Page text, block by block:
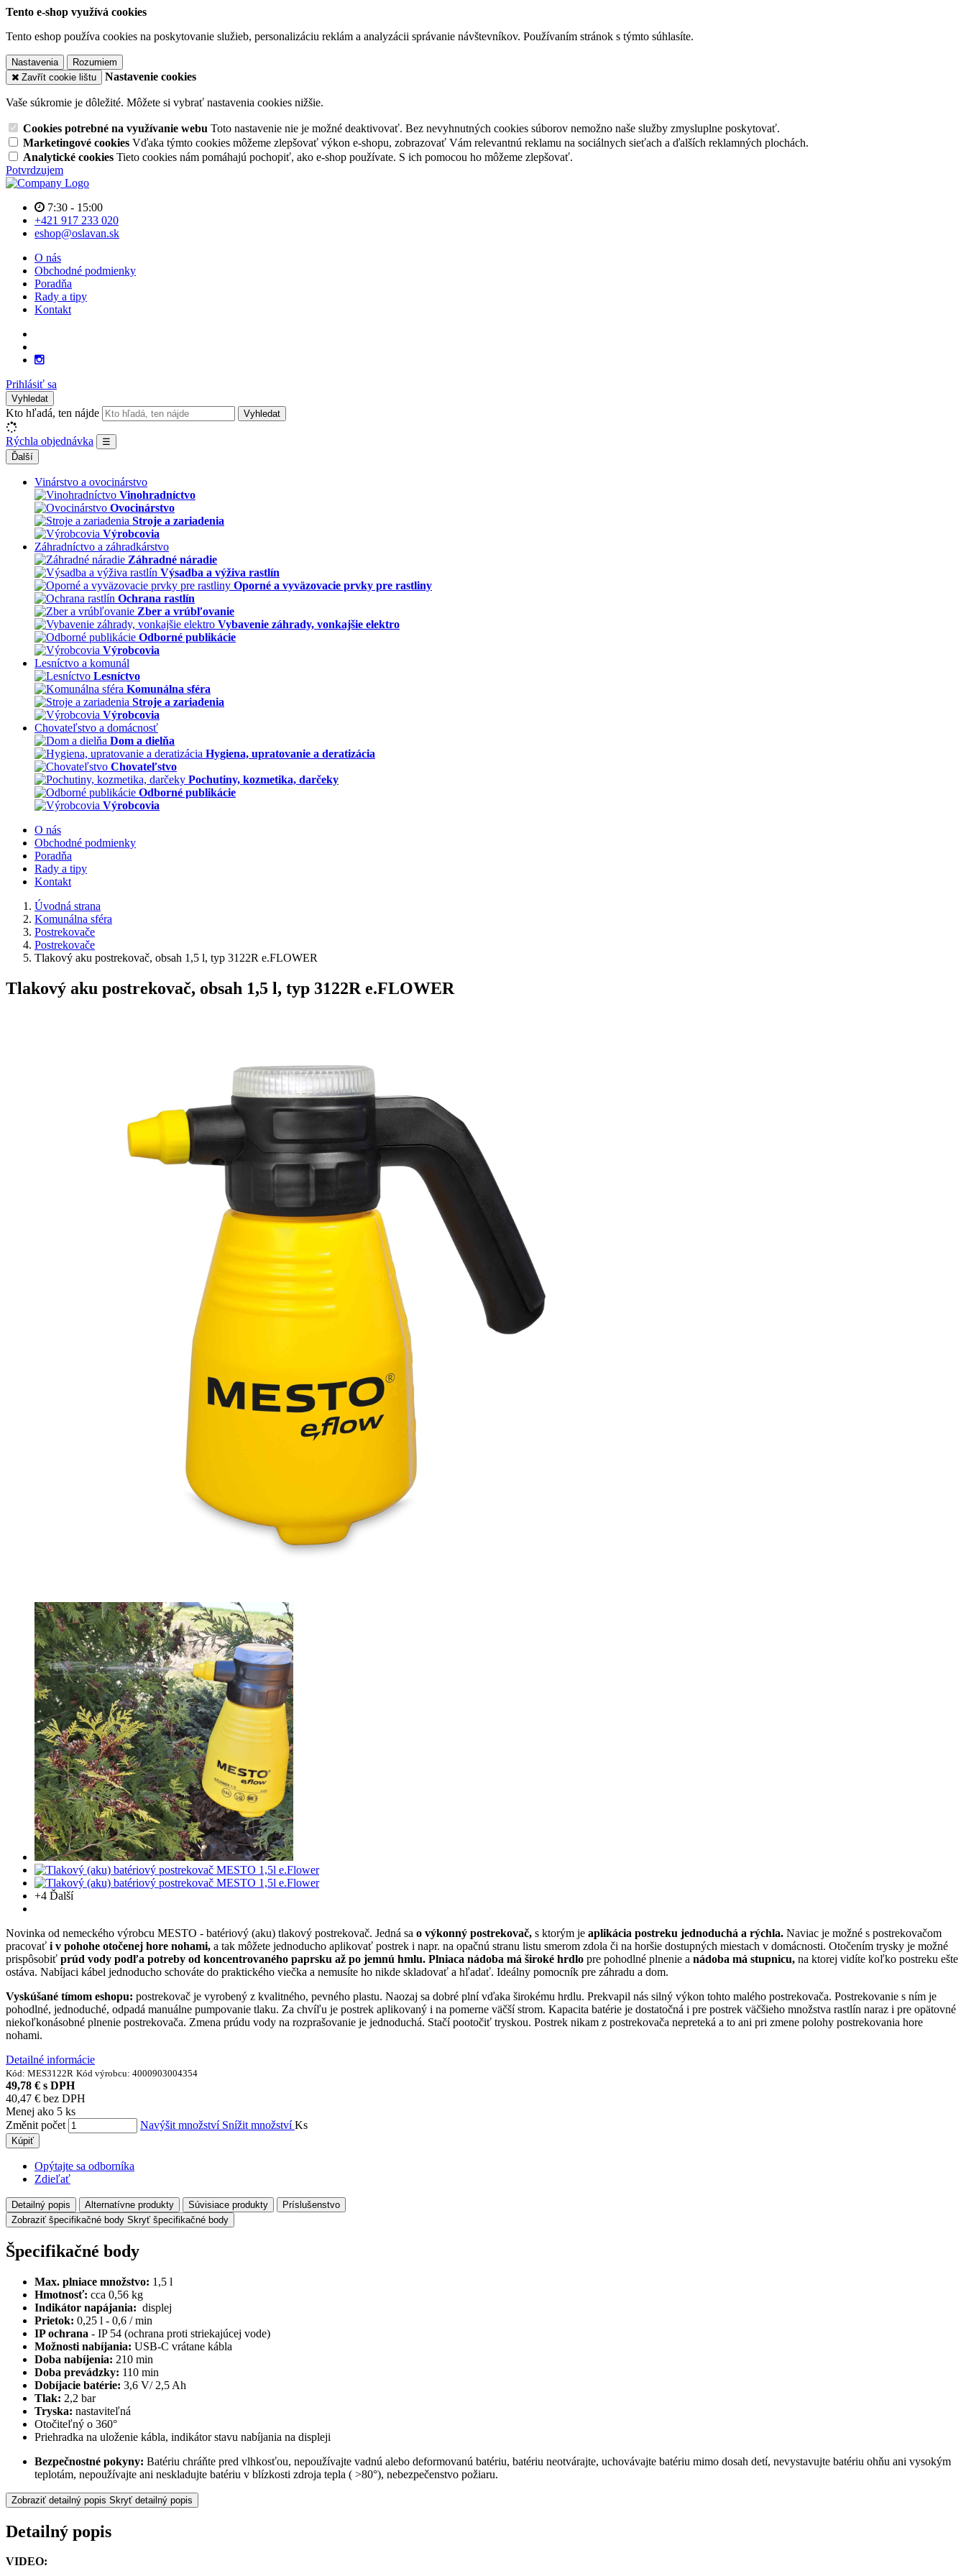
Tento e-shop využívá cookies
Tento eshop používa cookies na poskytovanie služieb, personalizáciu reklám a analyzácii správanie návštevníkov. Používaním stránok s týmto súhlasíte.
Nastavenia
Rozumiem
Zavřít cookie lištu
Nastavenie cookies
Vaše súkromie je dôležité. Môžete si vybrať nastavenia cookies nižšie.
Cookies potrebné na využívanie webu Toto nastavenie nie je možné deaktivovať. Bez nevyhnutných cookies súborov nemožno naše služby zmysluplne poskytovať.
Marketingové cookies Vďaka týmto cookies môžeme zlepšovať výkon e-shopu, zobrazovať Vám relevantnú reklamu na sociálnych sieťach a ďalších reklamných plochách.
Analytické cookies Tieto cookies nám pomáhajú pochopiť, ako e-shop používate. S ich pomocou ho môžeme zlepšovať.
Potvrdzujem
7:30 - 15:00
+421 917 233 020
eshop@oslavan.sk
O nás
Obchodné podmienky
Poradňa
Rady a tipy
Kontakt
Prihlásiť sa
Vyhledat
Kto hľadá, ten nájde Vyhledat
Rýchla objednávka
☰
Ďalší
Vinárstvo a ovocinárstvo
Vinohradníctvo
Ovocinárstvo
Stroje a zariadenia
Výrobcovia
Záhradníctvo a záhradkárstvo
Záhradné náradie
Výsadba a výživa rastlín
Oporné a vyväzovacie prvky pre rastliny
Ochrana rastlín
Zber a vrúbľovanie
Vybavenie záhrady, vonkajšie elektro
Odborné publikácie
Výrobcovia
Lesníctvo a komunál
Lesníctvo
Komunálna sféra
Stroje a zariadenia
Výrobcovia
Chovateľstvo a domácnosť
Dom a dielňa
Hygiena, upratovanie a deratizácia
Chovateľstvo
Pochutiny, kozmetika, darčeky
Odborné publikácie
Výrobcovia
O nás
Obchodné podmienky
Poradňa
Rady a tipy
Kontakt
Úvodná strana
Komunálna sféra
Postrekovače
Postrekovače
Tlakový aku postrekovač, obsah 1,5 l, typ 3122R e.FLOWER
Tlakový aku postrekovač, obsah 1,5 l, typ 3122R e.FLOWER
+4 Ďalší
Novinka od nemeckého výrobcu MESTO - batériový (aku) tlakový postrekovač. Jedná sa o výkonný postrekovač, s ktorým je aplikácia postreku jednoduchá a rýchla. Naviac je možné s postrekovačom
pracovať i v pohohe otočenej hore nohami, a tak môžete jednoducho aplikovať postrek i napr. na opačnú stranu listu smerom zdola či na horšie dostupných miestach v domácnosti. Otočením trysky je možné
prispôsobiť prúd vody podľa potreby od koncentrovaného paprsku až po jemnú hmlu. Plniaca nádoba má široké hrdlo pre pohodlné plnenie a nádoba má stupnicu, na ktorej vidíte koľko postreku ešte
ostáva. Nabíjaci kábel jednoducho schováte do praktického viečka a nemusíte ho nikde skladovať a hľadať. Ideálny pomocník pre záhradu a dom.
Vyskúšané tímom eshopu: postrekovač je vyrobený z kvalitného, pevného plastu. Naozaj sa dobré plní vďaka širokému hrdlu. Prekvapil nás silný výkon tohto malého postrekovača. Postrekovanie s ním je
pohodlné, jednoduché, odpadá manuálne pumpovanie tlaku. Za chvíľu je postrek aplikovaný i na pomerne väčší strom. Kapacita batérie je dostatočná i pre postrek väčšieho množstva rastlín naraz i pre opätovné
niekoľkonásobné plnenie postrekovača. Zmena prúdu vody na rozprašovanie je jednoduchá. Stačí pootočiť tryskou. Postrek nikam z postrekovača nepreteká a to ani pri zmene polohy postrekovania hore
nohami.
Detailné informácie
Kód: MES3122R Kód výrobcu: 4000903004354
49,78 € s DPH
40,47 € bez DPH
Menej ako 5 ks
Změnit počet
Navýšit množství Snížit množstvíKs
Kúpiť
Opýtajte sa odborníka
Zdieľať
Detailný popis Alternatívne produkty Súvisiace produkty
Príslušenstvo
Zobraziť špecifikačné body Skryť špecifikačné body
Špecifikačné body
Max. plniace množstvo: 1,5 l
Hmotnosť: cca 0,56 kg
Indikátor napájania: displej
Prietok: 0,25 l - 0,6 / min
IP ochrana - IP 54 (ochrana proti striekajúcej vode)
Možnosti nabíjania: USB-C vrátane kábla
Doba nabíjenia: 210 min
Doba prevádzky: 110 min
Dobíjacie batérie: 3,6 V/ 2,5 Ah
Tlak: 2,2 bar
Tryska: nastaviteľná
Otočiteľný o 360°
Priehradka na uloženie kábla, indikátor stavu nabíjania na displeji
Bezpečnostné pokyny: Batériu chráňte pred vlhkosťou, nepoužívajte vadnú alebo deformovanú batériu, batériu neotvárajte, uchovávajte batériu mimo dosah detí, nevystavujte batériu ohňu ani vysokým
teplotám, nepoužívajte ani neskladujte batériu v blízkosti zdroja tepla ( >80°), nebezpečenstvo požiaru.
Zobraziť detailný popis Skryť detailný popis
Detailný popis
VIDEO: